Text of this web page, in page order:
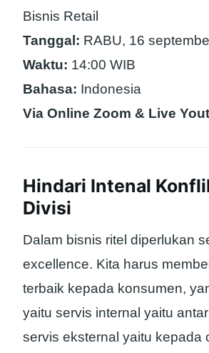
Bisnis Retail
Tanggal: RABU, 16
Waktu: 14:00 WIB
Bahasa: Indonesia
Via Online Zoom & Live
Hindari Intenal
Divisi
Dalam bisnis ritel diperlukan
excellence. Kita harus
terbaik kepada konsumen,
yaitu servis internal yaitu
servis eksternal yaitu kepada